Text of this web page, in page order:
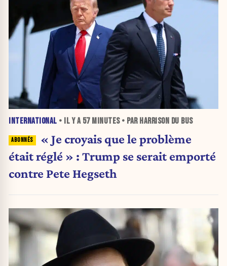
INTERNATIONAL • IL Y A 57 MINUTES• PAR HARRISON DU BUS
« Je croyais que le problème
était réglé » : Trump se serait emporté
contre Pete Hegseth